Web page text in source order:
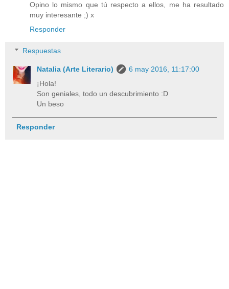
Opino lo mismo que tú respecto a ellos, me ha resultado
muy interesante ;) x
Responder
Respuestas
Natalia (Arte Literario)
6 may 2016, 11:17:00
¡Hola!
Son geniales, todo un descubrimiento :D
Un beso
Responder